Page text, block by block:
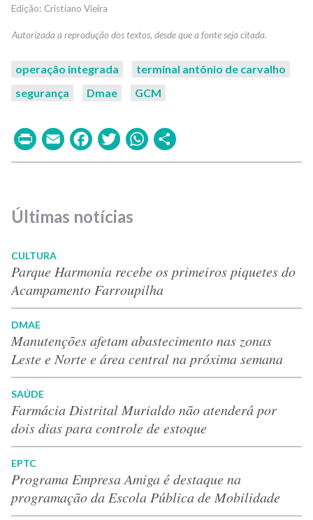
Cristiano Vieira
operação integrada
terminal antônio de carvalho
segurança
Dmae GCM
PrintEmailFacebook
TwitterWhatsApp
Últimas notícias
CULTURA
Parque Harmonia recebe os primeiros piquetes do
Acampamento Farroupilha
DMAE
Manutenções afetam abastecimento nas zonas
Leste e Norte e área central na próxima semana
SAÚDE
Farmácia Distrital Murialdo não atenderá por
dois dias para controle de estoque
EPTC
Programa Empresa Amiga é destaque na
programação da Escola Pública de Mobilidade